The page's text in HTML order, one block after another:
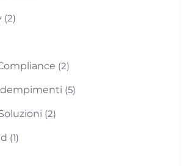
(2)
(2)
(5)
(2)
(1)